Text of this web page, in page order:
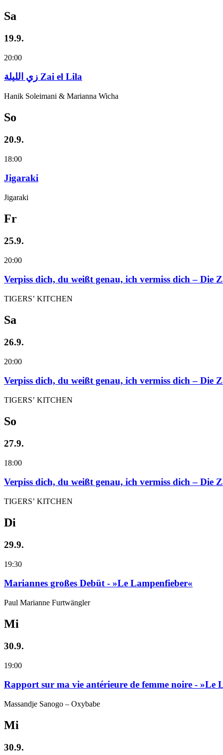
Sa
19.9.
20:00
زي‌ اللیلة Zai el Lila
Hanik Soleimani & Marianna Wicha
So
20.9.
18:00
Jigaraki
Jigaraki
Fr
25.9.
20:00
Verpiss dich, du weißt genau, ich vermiss dich – Die
TIGERS’ KITCHEN
Sa
26.9.
20:00
Verpiss dich, du weißt genau, ich vermiss dich – Die
TIGERS’ KITCHEN
So
27.9.
18:00
Verpiss dich, du weißt genau, ich vermiss dich – Die
TIGERS’ KITCHEN
Di
29.9.
19:30
Mariannes großes Debüt - »Le Lampenfieber«
Paul Marianne Furtwängler
Mi
30.9.
19:00
Rapport sur ma vie antérieure de femme noire - »Le
Massandje Sanogo – Oxybabe
Mi
30.9.